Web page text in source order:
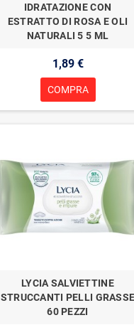
IDRATAZIONE CON
ESTRATTO DI ROSA E OLI
NATURALI 5 5 ML
1,89 €
COMPRA
LYCIA SALVIETTINE
STRUCCANTI PELLI GRASSE
60 PEZZI